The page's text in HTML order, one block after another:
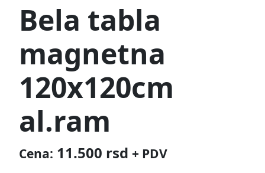
Bela tabla
magnetna
120x120cm
al.ram
Cena: 11.500 rsd + PDV